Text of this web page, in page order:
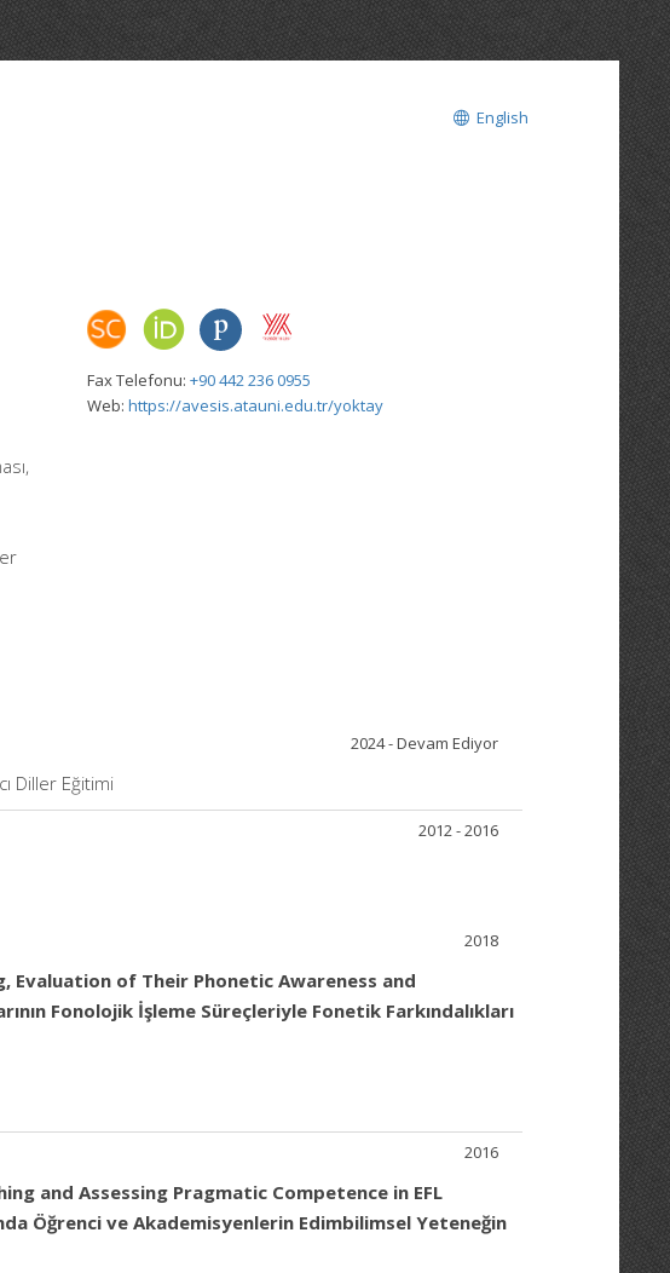
English
Fax Telefonu: +90 442 236 0955
Web: https://avesis.atauni.edu.tr/yoktay
2024 - Devam Ediyor
Diller Eğitimi
2012 - 2016
2018
Evaluation of Their Phonetic Awareness and
Fonolojik İşleme Süreçleriyle Fonetik Farkındalıkları
2016
and Assessing Pragmatic Competence in EFL
Öğrenci ve Akademisyenlerin Edimbilimsel Yeteneğin